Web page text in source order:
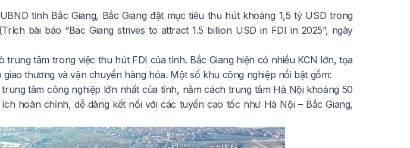
tỉnh Bắc Giang, Bắc Giang đặt mục tiêu thu hút khoảng 1,5 tỷ USD trong
bài báo “Bac Giang strives to attract 1.5 billion USD in FDI in 2025”, ngày
trung tâm trong việc thu hút FDI của tỉnh. Bắc Giang hiện có nhiều KCN lớn, tọa
thương và vận chuyển hàng hóa. Một số khu công nghiệp nổi bật gồm:
tâm công nghiệp lớn nhất của tỉnh, nằm cách trung tâm Hà Nội khoảng 50
hoàn chỉnh, dễ dàng kết nối với các tuyến cao tốc như Hà Nội – Bắc Giang,